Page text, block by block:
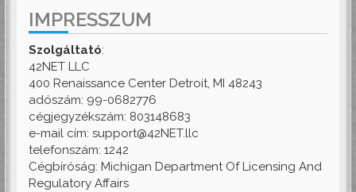
IMPRESSZUM
Szolgáltató:
42NET LLC
400 Renaissance Center Detroit, MI 48243
adószám: 99-0682776
cégjegyzékszám: 803148683
e-mail cím: support@42NET.llc
telefonszám: 1242
Cégbíróság: Michigan Department Of Licensing And
Regulatory Affairs